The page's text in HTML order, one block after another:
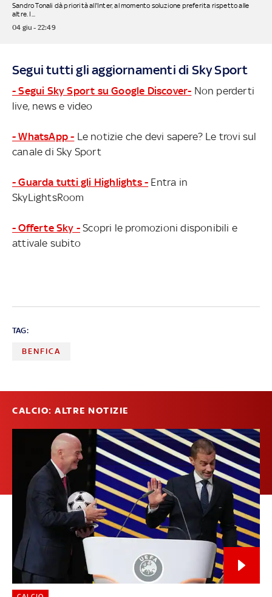
Sandro Tonali dà priorità all'Inter, al momento soluzione preferita rispetto alle
altre. I...
04 giu - 22:49
Segui tutti gli aggiornamenti di Sky Sport
- Segui Sky Sport su Google Discover- Non perderti
live, news e video
- WhatsApp - Le notizie che devi sapere? Le trovi sul
canale di Sky Sport
- Guarda tutti gli Highlights - Entra in
SkyLightsRoom
- Offerte Sky - Scopri le promozioni disponibili e
attivale subito
TAG:
BENFICA
CALCIO: ALTRE NOTIZIE